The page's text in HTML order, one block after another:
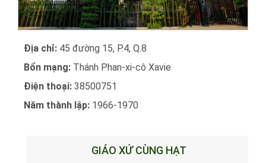
Địa chỉ: 45 đường 15, P.4, Q.8
Bổn mạng: Thánh Phan-xi-cô Xavie
Điện thoại: 38500751
Năm thành lập: 1966-1970
GIÁO XỨ CÙNG HẠT